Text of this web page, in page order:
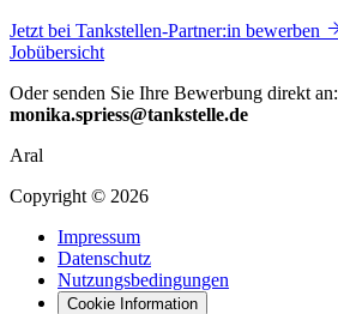
Jetzt bei Tankstellen-Partner:in bewerben
Jobübersicht
Oder senden Sie Ihre Bewerbung direkt an:
monika.spriess@tankstelle.de
Aral
Copyright © 2026
Impressum
Datenschutz
Nutzungsbedingungen
Cookie Information